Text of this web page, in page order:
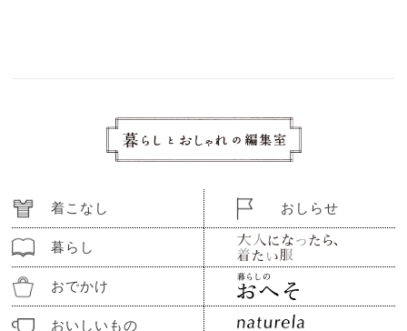
着こなし
暮らし
おでかけ
おいしいもの
おしらせ